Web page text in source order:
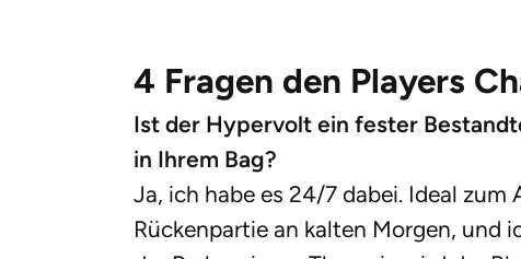
4 Fragen den Players
Ist der Hypervolt ein fester
in Ihrem Bag?
Ja, ich habe es 24/7 dabei. Ideal
Rückenpartie an kalten Morgen, und